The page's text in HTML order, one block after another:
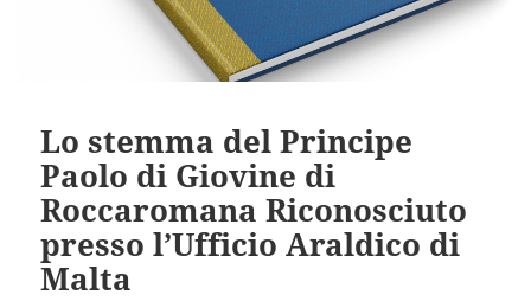
Lo stemma del Principe
Paolo di Giovine di
Roccaromana Riconosciuto
presso l’Ufficio Araldico di
Malta